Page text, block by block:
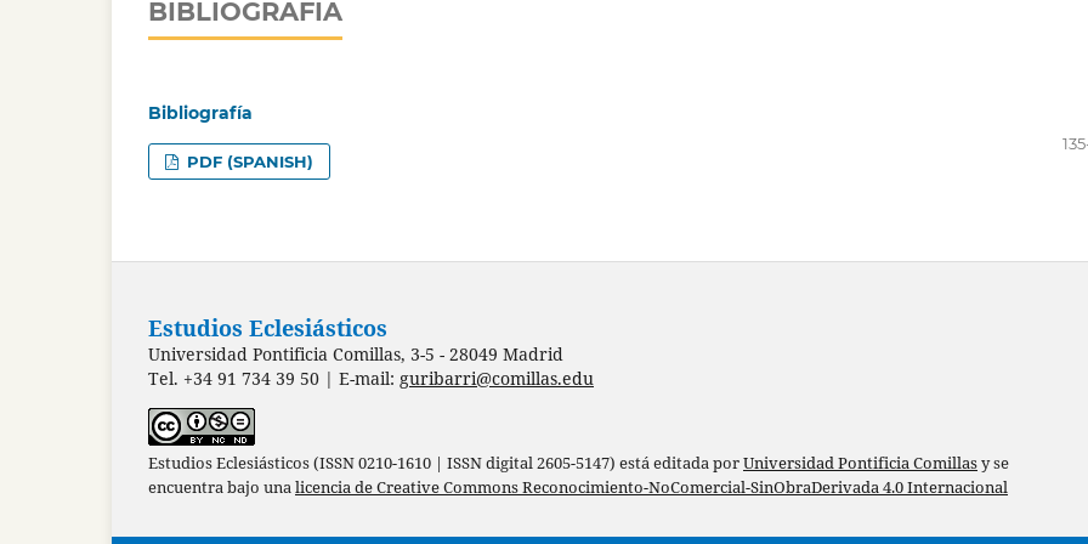
BIBLIOGRAFÍA
Bibliografía
PDF (SPANISH)
Estudios Eclesiásticos
Universidad Pontificia Comillas, 3-5 - 28049 Madrid
Tel. +34 91 734 39 50 | E-mail: guribarri@comillas.edu
Estudios Eclesiásticos (ISSN 0210-1610 | ISSN digital 2605-5147) está editada porUniversidad Pontificia Comillasy se
encuentra bajo unalicencia de Creative Commons Reconocimiento-NoComercial-SinObraDerivada 4.0 Internacional